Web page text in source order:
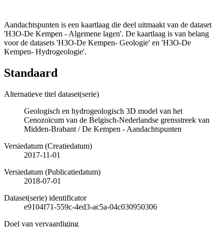
Aandachtspunten is een kaartlaag die deel uitmaakt van de dataset
'H3O-De Kempen - Algemene lagen'. De kaartlaag is van belang
voor de datasets 'H3O-De Kempen- Geologie' en 'H3O-De
Kempen- Hydrogeologie'.
Standaard
Alternatieve titel dataset(serie)
Geologisch en hydrogeologisch 3D model van het
Cenozoïcum van de Belgisch-Nederlandse grensstreek van
Midden-Brabant / De Kempen - Aandachtspunten
Versiedatum (Creatiedatum)
2017-11-01
Versiedatum (Publicatiedatum)
2018-07-01
Dataset(serie) identificator
e9104f71-559c-4ed3-ac5a-04c030950306
Doel van vervaardiging